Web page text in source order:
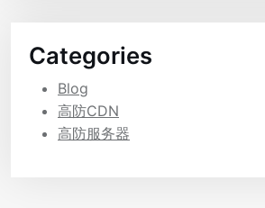
Categories
Blog
高防CDN
高防服务器